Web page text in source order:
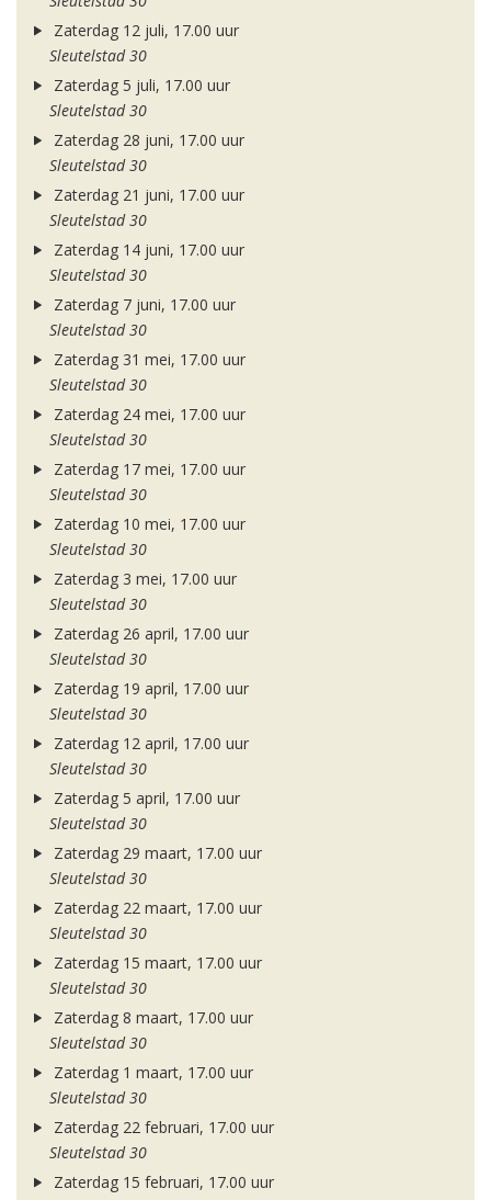
Zaterdag 12 juli, 17.00 uur
Sleutelstad 30
Zaterdag 5 juli, 17.00 uur
Sleutelstad 30
Zaterdag 28 juni, 17.00 uur
Sleutelstad 30
Zaterdag 21 juni, 17.00 uur
Sleutelstad 30
Zaterdag 14 juni, 17.00 uur
Sleutelstad 30
Zaterdag 7 juni, 17.00 uur
Sleutelstad 30
Zaterdag 31 mei, 17.00 uur
Sleutelstad 30
Zaterdag 24 mei, 17.00 uur
Sleutelstad 30
Zaterdag 17 mei, 17.00 uur
Sleutelstad 30
Zaterdag 10 mei, 17.00 uur
Sleutelstad 30
Zaterdag 3 mei, 17.00 uur
Sleutelstad 30
Zaterdag 26 april, 17.00 uur
Sleutelstad 30
Zaterdag 19 april, 17.00 uur
Sleutelstad 30
Zaterdag 12 april, 17.00 uur
Sleutelstad 30
Zaterdag 5 april, 17.00 uur
Sleutelstad 30
Zaterdag 29 maart, 17.00 uur
Sleutelstad 30
Zaterdag 22 maart, 17.00 uur
Sleutelstad 30
Zaterdag 15 maart, 17.00 uur
Sleutelstad 30
Zaterdag 8 maart, 17.00 uur
Sleutelstad 30
Zaterdag 1 maart, 17.00 uur
Sleutelstad 30
Zaterdag 22 februari, 17.00 uur
Sleutelstad 30
Zaterdag 15 februari, 17.00 uur